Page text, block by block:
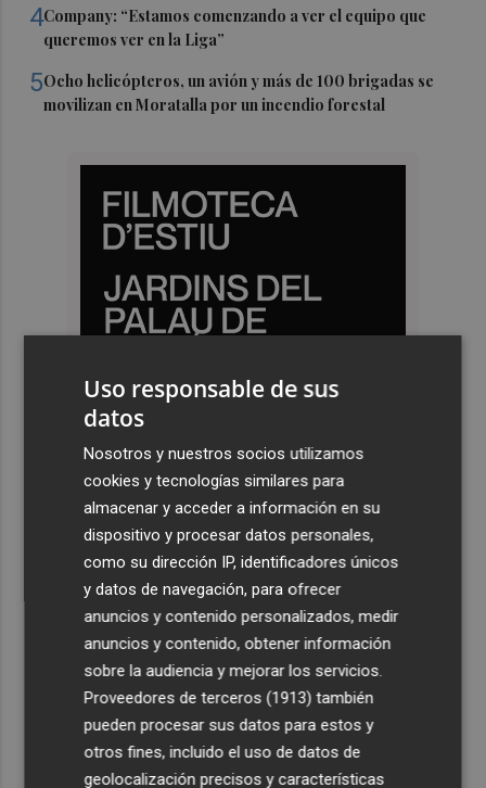
4Company: “Estamos comenzando a ver el equipo que
queremos ver en la Liga”
5Ocho helicópteros, un avión y más de 100 brigadas se
movilizan en Moratalla por un incendio forestal
Uso responsable de sus
datos
Nosotros y nuestros socios utilizamos
cookies y tecnologías similares para
almacenar y acceder a información en su
dispositivo y procesar datos personales,
como su dirección IP, identificadores únicos
y datos de navegación, para ofrecer
anuncios y contenido personalizados, medir
anuncios y contenido, obtener información
sobre la audiencia y mejorar los servicios.
Proveedores de terceros (1913) también
pueden procesar sus datos para estos y
otros fines, incluido el uso de datos de
geolocalización precisos y características